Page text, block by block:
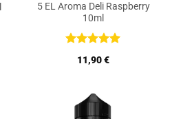
5 EL Aroma Deli Raspberry
10ml
Bewertet
mit5von
11,90€